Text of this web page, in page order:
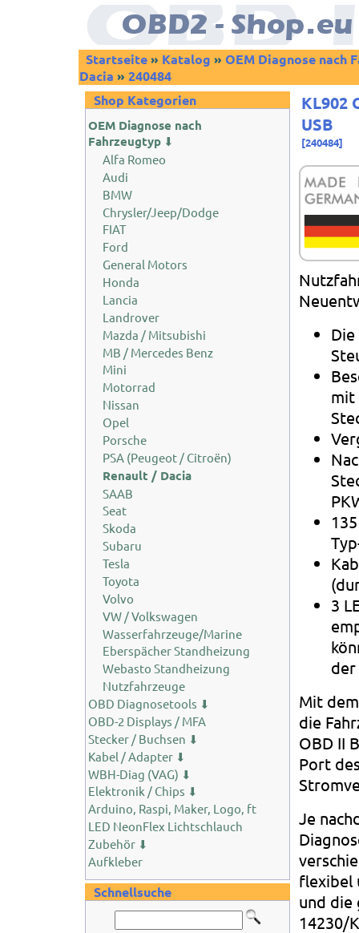
Startseite» Katalog » OEM Diagnose nach
Dacia » 240484
Shop Kategorien
OEM Diagnose nach
Fahrzeugtyp ⬇
Alfa Romeo
Audi
BMW
Chrysler/Jeep/Dodge
FIAT
Ford
General Motors
Honda
Lancia
Landrover
Mazda / Mitsubishi
MB / Mercedes Benz
Mini
Motorrad
Nissan
Opel
Porsche
PSA (Peugeot / Citroën)
Renault / Dacia
SAAB
Seat
Skoda
Subaru
Tesla
Toyota
Volvo
VW / Volkswagen
Wasserfahrzeuge/Marine
Eberspächer Standheizung
Webasto Standheizung
Nutzfahrzeuge
OBD Diagnosetools ⬇
OBD-2 Displays / MFA
Stecker / Buchsen ⬇
Kabel / Adapter ⬇
WBH-Diag (VAG) ⬇
Elektronik / Chips ⬇
Arduino, Raspi, Maker, Logo, ft
LED NeonFlex Lichtschlauch
Zubehör ⬇
Aufkleber
Schnellsuche
KL902
USB
[240484]
mit
3
Mit
die
OBD II
Port
Je
flexibel
und die
14230/